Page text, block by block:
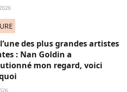
l’une des plus grandes artistes
: Nan Goldin a
mon regard, voici